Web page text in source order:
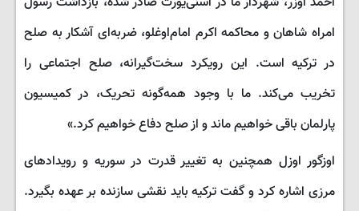
امراه شاهان و محاکمه اکرم امام‌اوغلو، ضربه‌ای آشکار به صلح
در ترکیه است. این رویکرد سخت‌گیرانه، صلح اجتماعی را
تخریب می‌کند. ما با وجود همه‌گونه تحریک، در کمیسیون
پارلمان باقی خواهیم ماند و از صلح دفاع خواهیم کرد.»
اوزگور اوزل همچنین به تغییر قدرت در سوریه و رویدادهای
مرزی اشاره کرد و گفت ترکیه باید نقشی سازنده بر عهده بگیرد.